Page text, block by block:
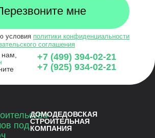
условия политики конфиденциальности
соглашения
+7 (499) 394-02-21
+7 (925) 934-02-21
ДОМОДЕДОВСКАЯ
СТРОИТЕЛЬНАЯ
КОМПАНИЯ